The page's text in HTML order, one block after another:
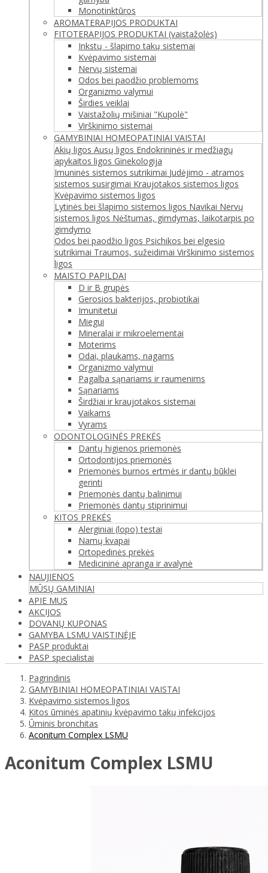
Monotinktūros
AROMATERAPIJOS PRODUKTAI
FITOTERAPIJOS PRODUKTAI (vaistažolės)
Inkstų - šlapimo takų sistemai
Kvėpavimo sistemai
Nervų sistemai
Odos bei paodžio problemoms
Organizmo valymui
Širdies veiklai
Vaistažolių mišiniai "Kupolė"
Virškinimo sistemai
GAMYBINIAI HOMEOPATINIAI VAISTAI
Akių ligos Ausų ligos Endokrininės ir medžiagų
apykaitos ligos Ginekologija
Imuninės sistemos sutrikimai Judėjimo - atramos
sistemos susirgimai Kraujotakos sistemos ligos
Kvėpavimo sistemos ligos
Lytinės bei šlapimo sistemos ligos Navikai Nervų
sistemos ligos Nėštumas, gimdymas, laikotarpis po
gimdymo
Odos bei paodžio ligos Psichikos bei elgesio
sutrikimai Traumos, sužeidimai Virškinimo sistemos
ligos
MAISTO PAPILDAI
D ir B grupės
Gerosios bakterijos, probiotikai
Imunitetui
Miegui
Mineralai ir mikroelementai
Moterims
Odai, plaukams, nagams
Organizmo valymui
Pagalba sąnariams ir raumenims
Sąnariams
Širdžiai ir kraujotakos sistemai
Vaikams
Vyrams
ODONTOLOGINĖS PREKĖS
Dantų higienos priemonės
Ortodontijos priemonės
Priemonės burnos ertmės ir dantų būklei
gerinti
Priemonės dantų balinimui
Priemonės dantų stiprinimui
KITOS PREKĖS
Alerginiai (lopo) testai
Namų kvapai
Ortopedinės prekės
Medicininė apranga ir avalynė
NAUJIENOS
MŪSŲ GAMINIAI
APIE MUS
AKCIJOS
DOVANŲ KUPONAS
GAMYBA LSMU VAISTINĖJE
PASP produktai
PASP specialistai
Pagrindinis
GAMYBINIAI HOMEOPATINIAI VAISTAI
Kvėpavimo sistemos ligos
Kitos ūminės apatinių kvėpavimo takų infekcijos
Ūminis bronchitas
Aconitum Complex LSMU
Aconitum Complex LSMU